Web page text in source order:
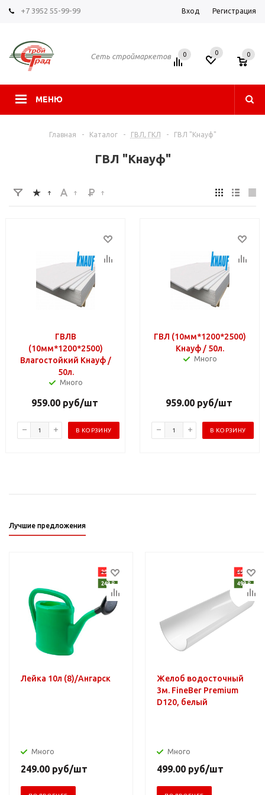
+7 3952 55-99-99 Вход Регистрация
Сеть строймаркетов
МЕНЮ
0 0 0
Главная - Каталог - ГВЛ, ГКЛ - ГВЛ "Кнауф"
ГВЛ "Кнауф"
ГВЛВ
(10мм*1200*2500)
Влагостойкий Кнауф /
50л.
Много
959.00руб/шт
В КОРЗИНУ
ГВЛ (10мм*1200*2500)
Кнауф / 50л.
Много
959.00руб/шт
В КОРЗИНУ
Лучшие предложения
Лейка 10л (8)/Ангарск
Много
249.00 руб/шт
Желоб водосточный
3м. FineBer Premium
D120, белый
Много
499.00 руб/шт